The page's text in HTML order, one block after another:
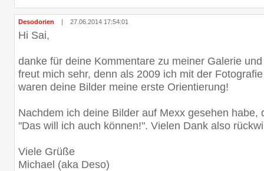
Desodorien | 27.06.2014 17:54:01
Hi Sai,
danke für deine Kommentare zu meiner Galerie
freut mich sehr, denn als 2009 ich mit der
waren deine Bilder meine erste Orientierung!
Nachdem ich deine Bilder auf Mexx gesehen habe,
"Das will ich auch können!". Vielen Dank also
Viele Grüße
Michael (aka Deso)